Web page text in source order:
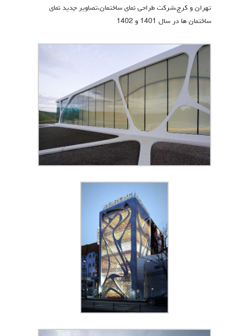
تهران و کرج،شرکت طراحی نمای ساختمان،تصاویر جدید نمای
ساختمان ها در سال 1401 و 1402